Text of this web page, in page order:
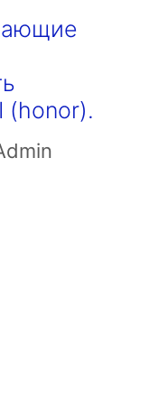
(honor).